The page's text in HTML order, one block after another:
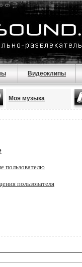
Видеоклипы
Моя музыка
пользователю
пользователя